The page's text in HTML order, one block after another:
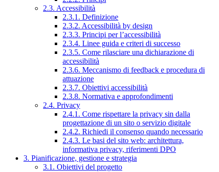
2.3. Accessibilità
2.3.1. Definizione
2.3.2. Accessibilità by design
2.3.3. Principi per l’accessibilità
2.3.4. Linee guida e criteri di successo
2.3.5. Come rilasciare una dichiarazione di
accessibilità
2.3.6. Meccanismo di feedback e procedura di
attuazione
2.3.7. Obiettivi accessibilità
2.3.8. Normativa e approfondimenti
2.4. Privacy
2.4.1. Come rispettare la privacy sin dalla
progettazione di un sito o servizio digitale
2.4.2. Richiedi il consenso quando necessario
2.4.3. Le basi del sito web: architettura,
informativa privacy, riferimenti DPO
3. Pianificazione, gestione e strategia
3.1. Obiettivi del progetto